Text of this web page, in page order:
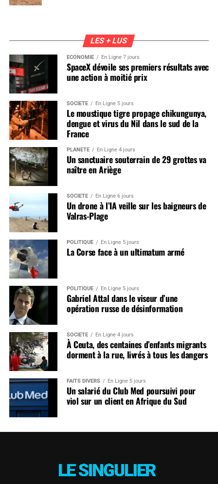
LES + LUS
ÉCONOMIE En Ligne 7 jours
SpaceX dévoile ses premiers résultats avec
une action à moitié prix
SOCIÉTÉ En Ligne 5 jours
Le moustique tigre propage chikungunya,
dengue et virus du Nil dans le sud de la
France
PLANÈTE En Ligne 4 jours
Un sanctuaire souterrain de 29 grottes va
naître en Ariège
SOCIÉTÉ En Ligne 6 jours
Un drone à l’IA veille sur les baigneurs de
Valras-Plage
POLITIQUE En Ligne 5 jours
La Corse face à un ultimatum armé
POLITIQUE En Ligne 5 jours
Gabriel Attal dans le viseur d’une
opération russe de désinformation
SOCIÉTÉ En Ligne 4 jours
À Ceuta, des centaines d’enfants migrants
dorment à la rue, livrés à tous les dangers
FAITS DIVERS En Ligne 5 jours
Un salarié du Club Med poursuivi pour
viol sur un client en Afrique du Sud